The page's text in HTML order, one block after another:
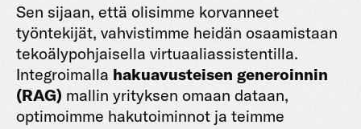
Sen sijaan, että olisimme korvanneet
työntekijät, vahvistimme heidän osaamistaan
tekoälypohjaisella virtuaaliassistentilla.
Integroimalla hakuavusteisen generoinnin
(RAG) mallin yrityksen omaan dataan,
optimoimme hakutoiminnot ja teimme